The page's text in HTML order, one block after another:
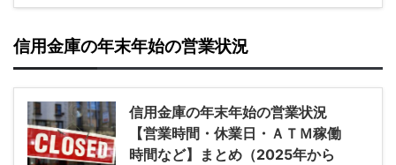
信用金庫の年末年始の営業状況
信用金庫の年末年始の営業状況
【営業時間・休業日・ＡＴＭ稼働
時間など】まとめ（2025年から